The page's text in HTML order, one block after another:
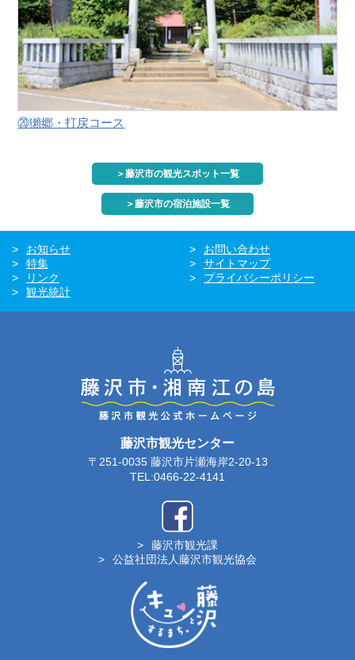
⑳獺郷・打戻コース
＞藤沢市の観光スポット一覧
＞藤沢市の宿泊施設一覧
お知らせ
お問い合わせ
特集
サイトマップ
リンク
プライバシーポリシー
観光統計
藤沢市観光センター
〒251-0035 藤沢市片瀬海岸2-20-13
TEL:0466-22-4141
藤沢市観光課
公益社団法人藤沢市観光協会